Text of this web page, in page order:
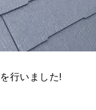
行いました!